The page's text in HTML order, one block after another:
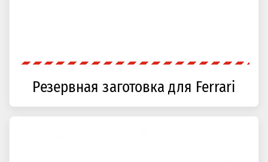
Резервная заготовка для Ferrari